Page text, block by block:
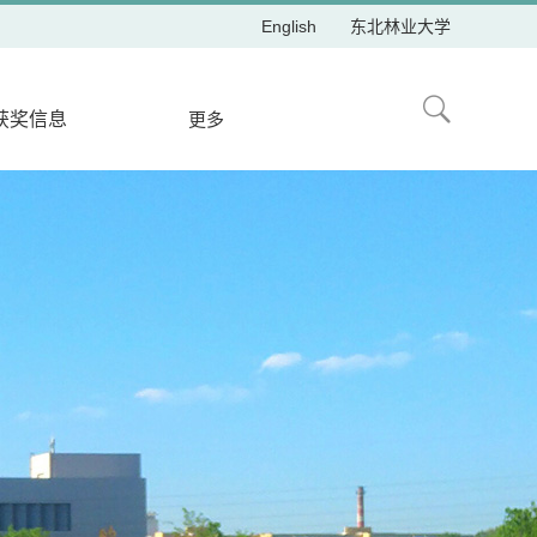
English 东北林业大学
奖信息 更多